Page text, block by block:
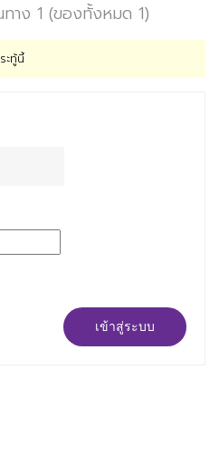
าง 1 (ของทั้งหมด 1)
ะทู้นี้
เข้าสู่ระบบ